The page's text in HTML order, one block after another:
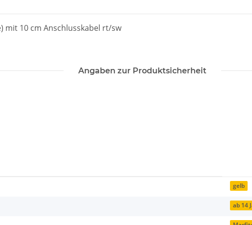
mit 10 cm Anschlusskabel rt/sw
Angaben zur Produktsicherheit
gelb
ab 14